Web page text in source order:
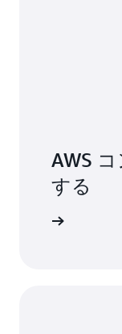
AWS
する